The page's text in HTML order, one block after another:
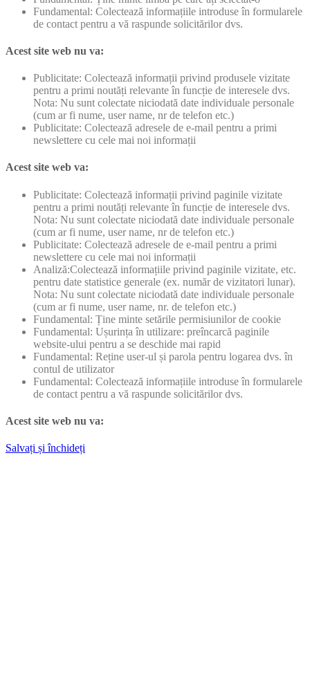
Fundamental: Colectează informațiile introduse în formularele
de contact pentru a vă raspunde solicitărilor dvs.
Acest site web nu va:
Publicitate: Colectează informații privind produsele vizitate
pentru a primi noutăți relevante în funcție de interesele dvs.
Nota: Nu sunt colectate niciodată date individuale personale
(cum ar fi nume, user name, nr de telefon etc.)
Publicitate: Colectează adresele de e-mail pentru a primi
newslettere cu cele mai noi informații
Acest site web va:
Publicitate: Colectează informații privind paginile vizitate
pentru a primi noutăți relevante în funcție de interesele dvs.
Nota: Nu sunt colectate niciodată date individuale personale
(cum ar fi nume, user name, nr de telefon etc.)
Publicitate: Colectează adresele de e-mail pentru a primi
newslettere cu cele mai noi informații
Analiză:Colectează informațiile privind paginile vizitate, etc.
pentru date statistice generale (ex. număr de vizitatori lunar).
Nota: Nu sunt colectate niciodată date individuale personale
(cum ar fi nume, user name, nr. de telefon etc.)
Fundamental: Ține minte setările permisiunilor de cookie
Fundamental: Ușurința în utilizare: preîncarcă paginile
website-ului pentru a se deschide mai rapid
Fundamental: Reține user-ul și parola pentru logarea dvs. în
contul de utilizator
Fundamental: Colectează informațiile introduse în formularele
de contact pentru a vă raspunde solicitărilor dvs.
Acest site web nu va:
Salvați și închideți